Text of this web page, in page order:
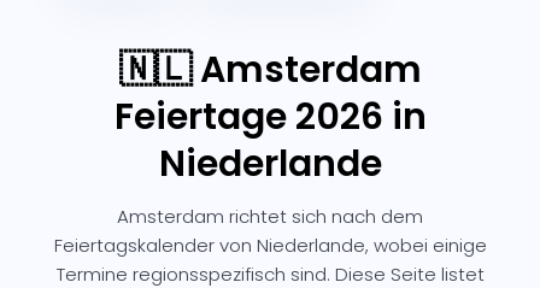
🇳🇱 Amsterdam
Feiertage 2026 in
Niederlande
Amsterdam richtet sich nach dem
Feiertagskalender von Niederlande, wobei einige
Termine regionsspezifisch sind. Diese Seite listet